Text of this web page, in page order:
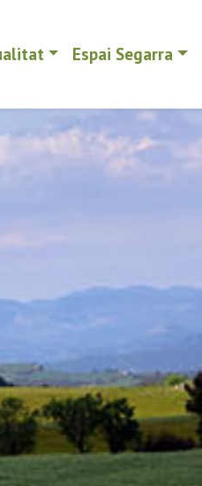
Espai Segarra